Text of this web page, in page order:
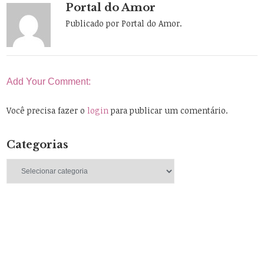
Portal do Amor
Publicado por Portal do Amor.
Add Your Comment:
Você precisa fazer ologin para publicar um comentário.
Categorias